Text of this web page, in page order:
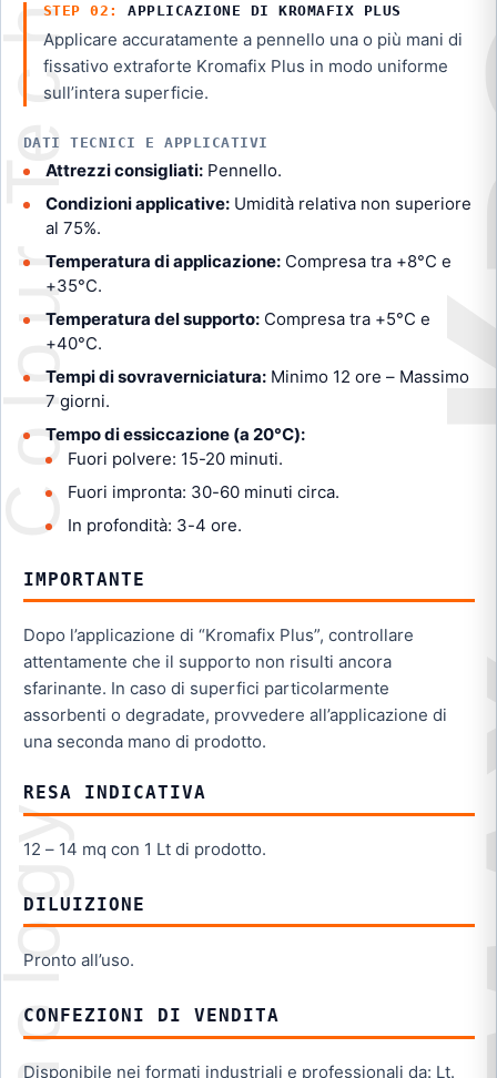
APPLICAZIONE DI KROMAFIX PLUS
Applicare accuratamente a pennello una o più mani di
fissativo extraforte Kromafix Plus in modo uniforme
sull’intera superficie.
DATI TECNICI E APPLICATIVI
Attrezzi consigliati:Pennello.
Condizioni applicative:Umidità relativa non superiore
al 75%.
Temperatura di applicazione:Compresa tra +8°C e
+35°C.
Temperatura del supporto:Compresa tra +5°C e
+40°C.
Tempi di sovraverniciatura:Minimo 12 ore – Massimo
7 giorni.
Tempo di essiccazione (a 20°C):
Fuori polvere: 15-20 minuti.
Fuori impronta: 30-60 minuti circa.
In profondità: 3-4 ore.
IMPORTANTE
Dopo l’applicazione di “Kromafix Plus”, controllare
attentamente che il supporto non risulti ancora
sfarinante. In caso di superfici particolarmente
assorbenti o degradate, provvedere all’applicazione di
una seconda mano di prodotto.
RESA INDICATIVA
12 – 14 mq con 1 Lt di prodotto.
DILUIZIONE
Pronto all’uso.
CONFEZIONI DI VENDITA
Disponibile nei formati industriali e professionali da: Lt.